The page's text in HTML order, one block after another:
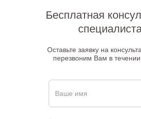
Бесплатная
Оставьте заявку на
перезвоним Вам в